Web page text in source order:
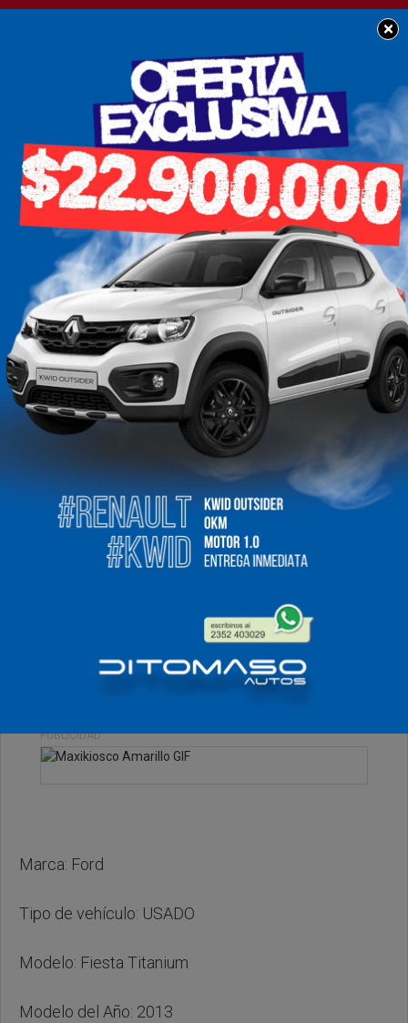
×
AUTOMOTORES
Oportunidad: Se vende
Ford Fiesta Titanium a
muy buen precio
Lunes, 03 de Noviembre de 2025 . 11:26 Hs.
Les dejamos un excelente vehículo para que puedan
consultar al cel. 2352 - 403029.
PUBLICIDAD
Marca: Ford
Tipo de vehículo: USADO
Modelo: Fiesta Titanium
Modelo del Año: 2013